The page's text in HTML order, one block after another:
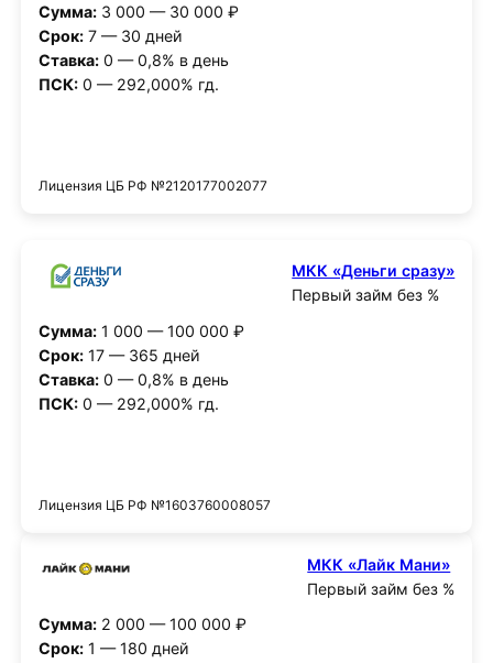
Сумма:3 000 — 30 000 ₽
Срок:7 — 30 дней
Ставка:0 — 0,8% в день
ПСК:0 — 292,000% гд.
Лицензия ЦБ РФ №2120177002077
МКК «Деньги сразу»
Первый займ без %
Сумма:1 000 — 100 000 ₽
Срок:17 — 365 дней
Ставка:0 — 0,8% в день
ПСК:0 — 292,000% гд.
Лицензия ЦБ РФ №1603760008057
МКК «Лайк Мани»
Первый займ без %
Сумма:2 000 — 100 000 ₽
Срок:1 — 180 дней